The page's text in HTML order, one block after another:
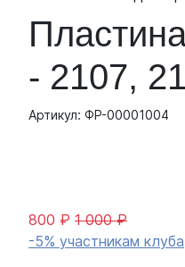
- 2107,
Артикул: ФР-00001004
800 ₽ 1 000 ₽
-5% участникам клуба